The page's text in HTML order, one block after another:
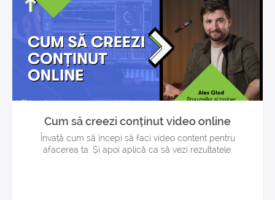
Cum să creezi conținut video online
Învață cum să începi să faci video content pentru
afacerea ta. Și apoi aplică ca să vezi rezultatele.